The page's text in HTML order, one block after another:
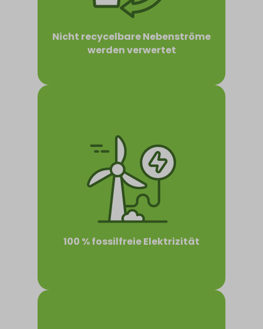
Nicht recycelbare Nebenströme
werden verwertet
100 % fossilfreie Elektrizität